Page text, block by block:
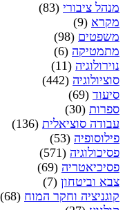
מנהל ציבורי (83)
מקרא (9)
משפטים (98)
מתמטיקה (6)
נוירולוגיה (11)
סוציולוגיה (442)
סיעוד (69)
ספרות (30)
עבודה סוציאלית (136)
פילוסופיה (53)
פסיכולוגיה (571)
פסיכיאטריה (69)
צבא וביטחון (7)
קוגניציה וחקר המוח (68)